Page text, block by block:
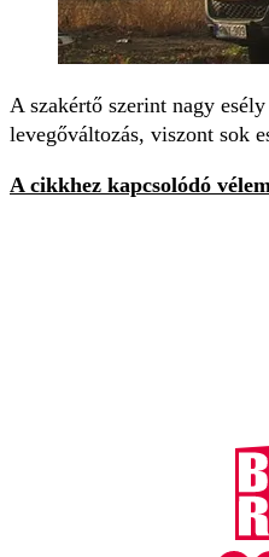
A szakértő szerint nagy
levegőváltozás, viszont sok
A cikkhez kapcsolódó